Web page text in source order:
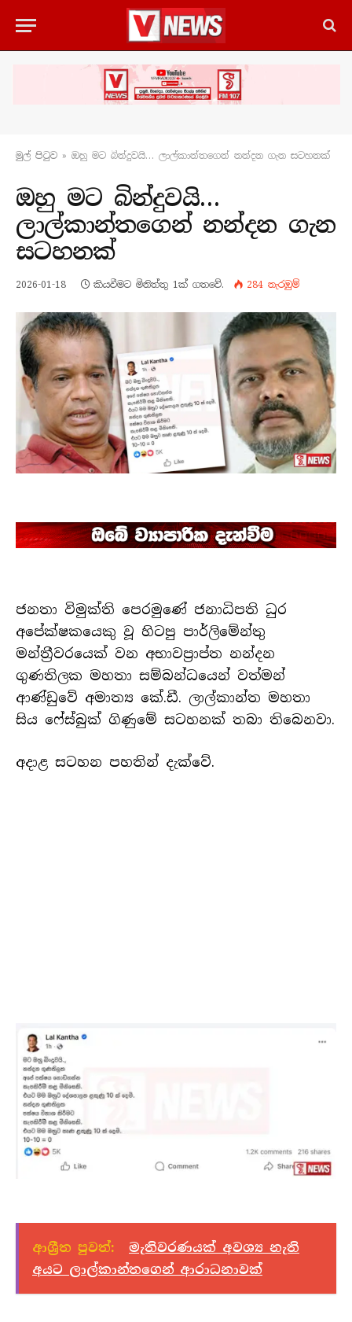
මුල් පිටු​ව » ඔහු මට බින්දුවයි… ලාල්කාන්තගෙන් නන්දන ගැන සටහනක්
ඔහු මට බින්දුවයි…
ලාල්කාන්තගෙන් නන්දන ගැන
සටහනක්
2026-01-18 කියවීමට මිනිත්තු 1ක් ගතවේ. 284 නැරඹු​ම්
ජනතා විමුක්ති පෙරමුණේ ජනාධිපති ධුර
අපේක්ෂකයෙකු වූ හිටපු පාර්ලිමේන්තු
මන්ත්‍රීවරයෙක් වන අභාවප්‍රාප්ත නන්දන
ගුණතිලක මහතා සම්බන්ධයෙන් වත්මන්
ආණ්ඩුවේ අමාත්‍ය කේ.ඩී. ලාල්කාන්ත මහතා
සිය ෆේස්බුක් ගිණුමේ සටහනක් තබා තිබෙනවා.
අදාළ සටහන පහතින් දැක්වේ.
ආශ්‍රීත පුවත්:
මැතිවරණයක් අවශ්‍ය නැති
අයට ලාල්කාන්තගෙන් ආරාධනාවක්